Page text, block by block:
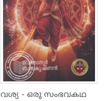
വശ്യ - ഒരു സംഭവകഥ